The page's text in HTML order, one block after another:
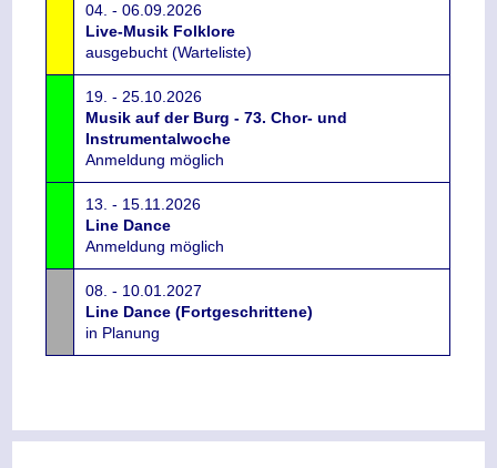
04. - 06.09.2026
Live-Musik Folklore
ausgebucht (Warteliste)
19. - 25.10.2026
Musik auf der Burg - 73. Chor- und
Instrumentalwoche
Anmeldung möglich
13. - 15.11.2026
Line Dance
Anmeldung möglich
08. - 10.01.2027
Line Dance (Fortgeschrittene)
in Planung